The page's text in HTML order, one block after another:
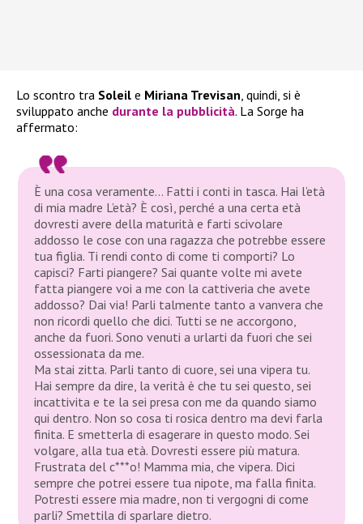
Lo scontro tra Soleil e Miriana Trevisan , quindi, si è
sviluppato anche durante la pubblicità. La Sorge ha
affermato:
È una cosa veramente… Fatti i conti in tasca. Hai l’età
di mia madre L’età? È così, perché a una certa età
dovresti avere della maturità e farti scivolare
addosso le cose con una ragazza che potrebbe essere
tua figlia. Ti rendi conto di come ti comporti? Lo
capisci? Farti piangere? Sai quante volte mi avete
fatta piangere voi a me con la cattiveria che avete
addosso? Dai via! Parli talmente tanto a vanvera che
non ricordi quello che dici. Tutti se ne accorgono,
anche da fuori. Sono venuti a urlarti da fuori che sei
ossessionata da me.
Ma stai zitta. Parli tanto di cuore, sei una vipera tu.
Hai sempre da dire, la verità è che tu sei questo, sei
incattivita e te la sei presa con me da quando siamo
qui dentro. Non so cosa ti rosica dentro ma devi farla
finita. E smetterla di esagerare in questo modo. Sei
volgare, alla tua età. Dovresti essere più matura.
Frustrata del c***o! Mamma mia, che vipera. Dici
sempre che potrei essere tua nipote, ma falla finita.
Potresti essere mia madre, non ti vergogni di come
parli? Smettila di sparlare dietro.